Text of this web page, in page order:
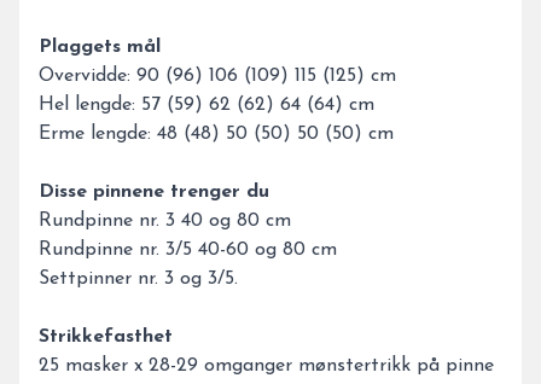
Plaggets mål
Overvidde: 90 (96) 106 (109) 115 (125) cm
Hel lengde: 57 (59) 62 (62) 64 (64) cm
Erme lengde: 48 (48) 50 (50) 50 (50) cm
Disse pinnene trenger du
Rundpinne nr. 3 40 og 80 cm
Rundpinne nr. 3/5 40-60 og 80 cm
Settpinner nr. 3 og 3/5.
Strikkefasthet
25 masker x 28-29 omganger mønstertrikk på pinne